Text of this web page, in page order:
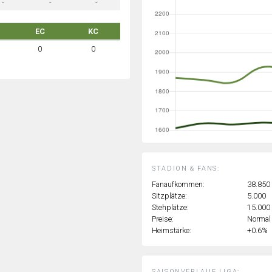
- - -
EC
KC
0 0
STADION & FANS:
Fanaufkommen:
38.850
Sitzplätze:
5.000
Stehplätze:
15.000
Preise:
Normal
Heimstärke:
+0.6%